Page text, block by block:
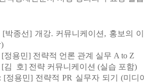
박종선] 개강. 커뮤니케이션, 홍보의
[정용민] 전략적 언론 관계 실무 A to Z
[김 호] 전략 커뮤니케이션 (실습 포함)
[정용민] 전략적 PR 실무자 되기 (미디